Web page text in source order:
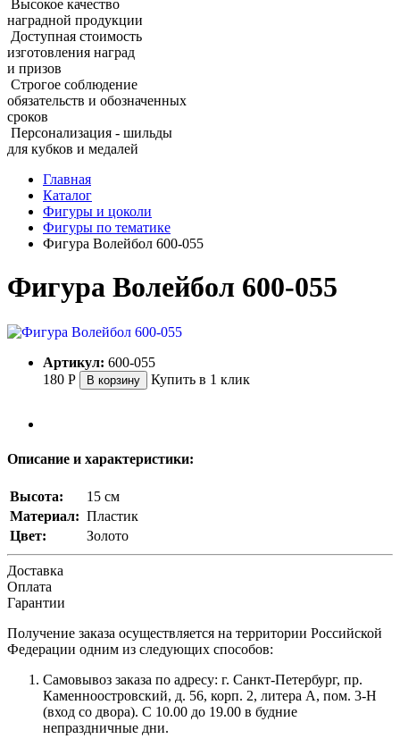
Высокое качество
наградной продукции
Доступная стоимость
изготовления наград
и призов
Строгое соблюдение
обязательств и обозначенных
сроков
Персонализация - шильды
для кубков и медалей
Главная
Каталог
Фигуры и цоколи
Фигуры по тематике
Фигура Волейбол 600‑055
Фигура Волейбол 600‑055
Артикул: 600-055
180 Р В корзину Купить в 1 клик
Описание и характеристики:
Высота:
15 см
Материал: Пластик
Цвет:
Золото
Доставка
Оплата
Гарантии
Получение заказа осуществляется на территории Российской
Федерации одним из следующих способов:
Самовывоз заказа по адресу: г. Санкт-Петербург, пр.
Каменноостровский, д. 56, корп. 2, литера А, пом. 3-Н
(вход со двора). С 10.00 до 19.00 в будние
непраздничные дни.